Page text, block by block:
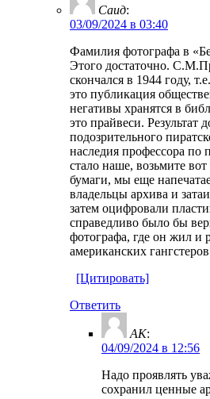
Саид:
03/09/2024 в 03:40
Фамилия фотографа в
Этого достаточно.
скончался в 1944 году,
это публикация
негативы хранятся в
это прайвеси. Результат
подозрительного
наследия профессора
стало наше, возьмите
бумаги, мы еще
владельцы архива и
затем оцифровали
справедливо было бы
фотографа, где он жил и
американских
[Цитировать]
Ответить
AK:
04/09/2024 в 12:56
Надо проявлять
сохранил ценные